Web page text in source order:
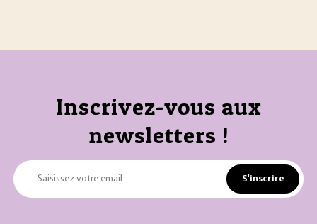
Inscrivez-vous aux
newsletters !
Saisissez votre email S'inscrire